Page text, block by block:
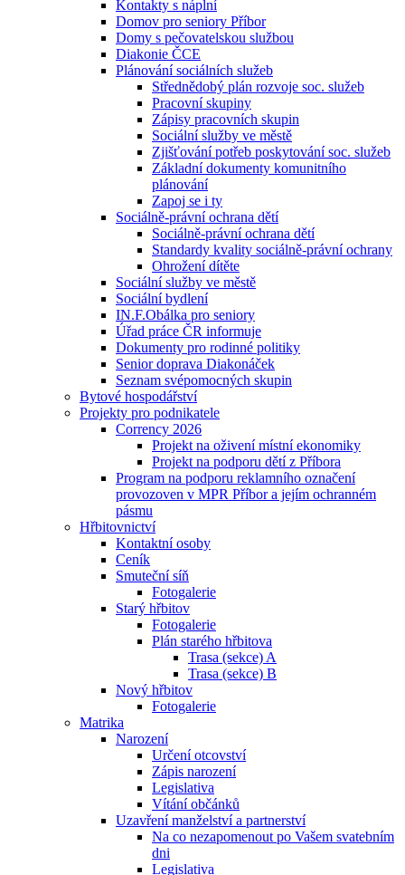
Kontakty s náplní
Domov pro seniory Příbor
Domy s pečovatelskou službou
Diakonie ČCE
Plánování sociálních služeb
Střednědobý plán rozvoje soc. služeb
Pracovní skupiny
Zápisy pracovních skupin
Sociální služby ve městě
Zjišťování potřeb poskytování soc. služeb
Základní dokumenty komunitního
plánování
Zapoj se i ty
Sociálně-právní ochrana dětí
Sociálně-právní ochrana dětí
Standardy kvality sociálně-právní ochrany
Ohrožení dítěte
Sociální služby ve městě
Sociální bydlení
IN.F.Obálka pro seniory
Úřad práce ČR informuje
Dokumenty pro rodinné politiky
Senior doprava Diakonáček
Seznam svépomocných skupin
Bytové hospodářství
Projekty pro podnikatele
Corrency 2026
Projekt na oživení místní ekonomiky
Projekt na podporu dětí z Příbora
Program na podporu reklamního označení
provozoven v MPR Příbor a jejím ochranném
pásmu
Hřbitovnictví
Kontaktní osoby
Ceník
Smuteční síň
Fotogalerie
Starý hřbitov
Fotogalerie
Plán starého hřbitova
Trasa (sekce) A
Trasa (sekce) B
Nový hřbitov
Fotogalerie
Matrika
Narození
Určení otcovství
Zápis narození
Legislativa
Vítání občánků
Uzavření manželství a partnerství
Na co nezapomenout po Vašem svatebním
dni
Legislativa